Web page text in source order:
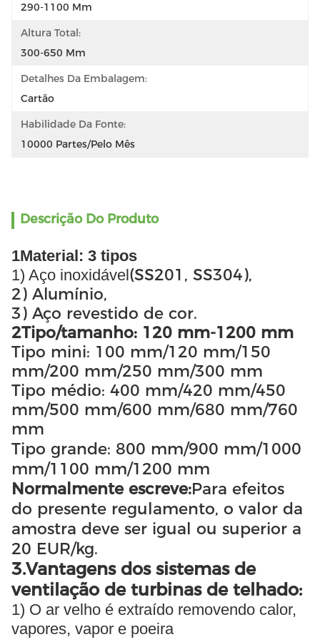
290-1100 Mm
Altura Total:
300-650 Mm
Detalhes Da Embalagem:
Cartão
Habilidade Da Fonte:
10000 Partes/pelo Mês
Descrição Do Produto
1Material: 3 tipos
1) Aço inoxidável(SS201, SS304),
2) Alumínio,
3) Aço revestido de cor.
2Tipo/tamanho: 120 mm-1200 mm
Tipo mini: 100 mm/120 mm/150
mm/200 mm/250 mm/300 mm
Tipo médio: 400 mm/420 mm/450
mm/500 mm/600 mm/680 mm/760
mm
Tipo grande: 800 mm/900 mm/1000
mm/1100 mm/1200 mm
Normalmente escreve:Para efeitos
do presente regulamento, o valor da
amostra deve ser igual ou superior a
20 EUR/kg.
3.Vantagens dos sistemas de
ventilação de turbinas de telhado:
1) O ar velho é extraído removendo calor,
vapores, vapor e poeira